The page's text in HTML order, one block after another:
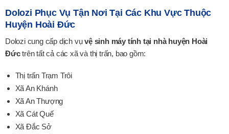
Dolozi Phục Vụ Tận Nơi Tại Các Khu Vực Thuộc
Huyện Hoài Đức
Dolozi cung cấp dịch vụvệ sinh máy tính tại nhà huyện Hoài
Đứctrên tất cả các xã và thị trấn, bao gồm:
Thị trấn Trạm Trôi
Xã An Khánh
Xã An Thượng
Xã Cát Quế
Xã Đắc Sở